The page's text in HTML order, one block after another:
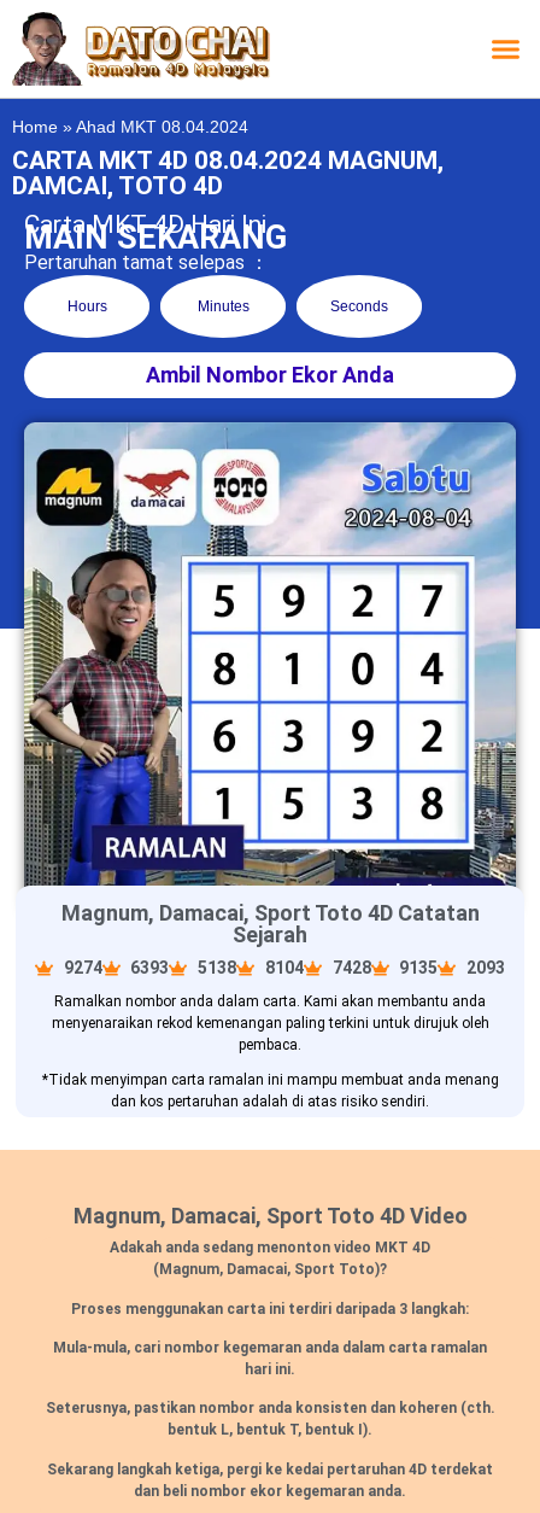
Home » Ahad MKT 08.04.2024
CARTA MKT 4D 08.04.2024 MAGNUM,
DAMCAI, TOTO 4D
Carta MKT 4D Hari Ini
MAIN SEKARANG
Pertaruhan tamat selepas ：
Hours Minutes Seconds
Ambil Nombor Ekor Anda
Magnum, Damacai, Sport Toto 4D Catatan
Sejarah
9274 6393 5138 8104 7428 9135 2093
Ramalkan nombor anda dalam carta. Kami akan membantu anda
menyenaraikan rekod kemenangan paling terkini untuk dirujuk oleh
pembaca.
*Tidak menyimpan carta ramalan ini mampu membuat anda menang
dan kos pertaruhan adalah di atas risiko sendiri.
Magnum, Damacai, Sport Toto 4D Video
Adakah anda sedang menonton video MKT 4D
(Magnum, Damacai, Sport Toto)?
Proses menggunakan carta ini terdiri daripada 3 langkah:
Mula-mula, cari nombor kegemaran anda dalam carta ramalan
hari ini.
Seterusnya, pastikan nombor anda konsisten dan koheren (cth.
bentuk L, bentuk T, bentuk I).
Sekarang langkah ketiga, pergi ke kedai pertaruhan 4D terdekat
dan beli nombor ekor kegemaran anda.